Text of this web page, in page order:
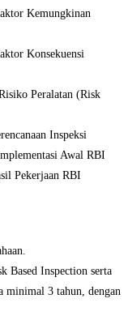
Kemungkinan
Konsekuensi
Peralatan (Risk
Inspeksi
Awal RBI
Pekerjaan RBI
Based Inspection serta
minimal 3 tahun, dengan